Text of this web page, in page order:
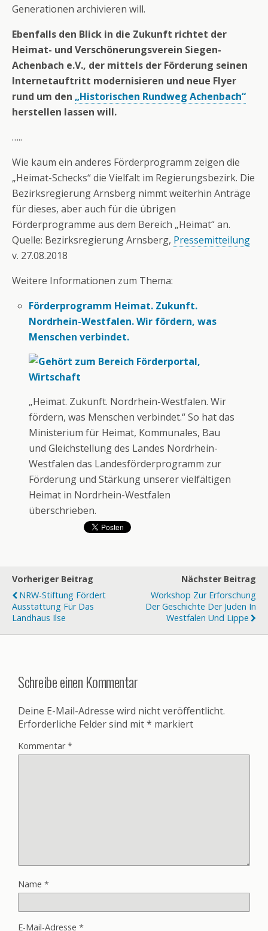
Generationen archivieren will.
Ebenfalls den Blick in die Zukunft richtet der
Heimat- und Verschönerungsverein Siegen-
Achenbach e.V., der mittels der Förderung seinen
Internetauftritt modernisieren und neue Flyer
rund um den „Historischen Rundweg Achenbach“
herstellen lassen will.
…..
Wie kaum ein anderes Förderprogramm zeigen die
„Heimat-Schecks“ die Vielfalt im Regierungsbezirk. Die
Bezirksregierung Arnsberg nimmt weiterhin Anträge
für dieses, aber auch für die übrigen
Förderprogramme aus dem Bereich „Heimat“ an.
Quelle: Bezirksregierung Arnsberg, Pressemitteilung
v. 27.08.2018
Weitere Informationen zum Thema:
Förderprogramm Heimat. Zukunft.
Nordrhein-Westfalen. Wir fördern, was
Menschen verbindet.
„Heimat. Zukunft. Nordrhein-Westfalen. Wir
fördern, was Menschen verbindet.“ So hat das
Ministerium für Heimat, Kommunales, Bau
und Gleichstellung des Landes Nordrhein-
Westfalen das Landesförderprogramm zur
Förderung und Stärkung unserer vielfältigen
Heimat in Nordrhein-Westfalen
überschrieben.
Vorheriger Beitrag
NRW-Stiftung Fördert
Ausstattung Für Das
Landhaus Ilse
Nächster Beitrag
Workshop Zur Erforschung
Der Geschichte Der Juden In
Westfalen Und Lippe
Schreibe einen Kommentar
Deine E-Mail-Adresse wird nicht veröffentlicht.
Erforderliche Felder sind mit* markiert
Kommentar*
Name *
E-Mail-Adresse *